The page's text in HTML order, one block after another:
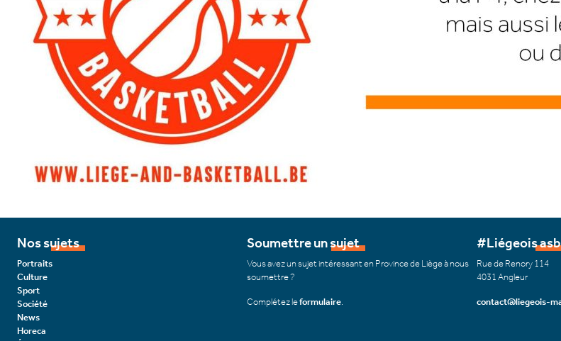
Nos sujets
Portraits
Culture
Sport
Société
News
Horeca
Soumettre un sujet
Vous avez un sujet intéressant en Province de Liège à nous
soumettre ?
Complétez leformulaire
#Liégeois
Rue de Renory 114
4031 Angleur
contact@liegeois-